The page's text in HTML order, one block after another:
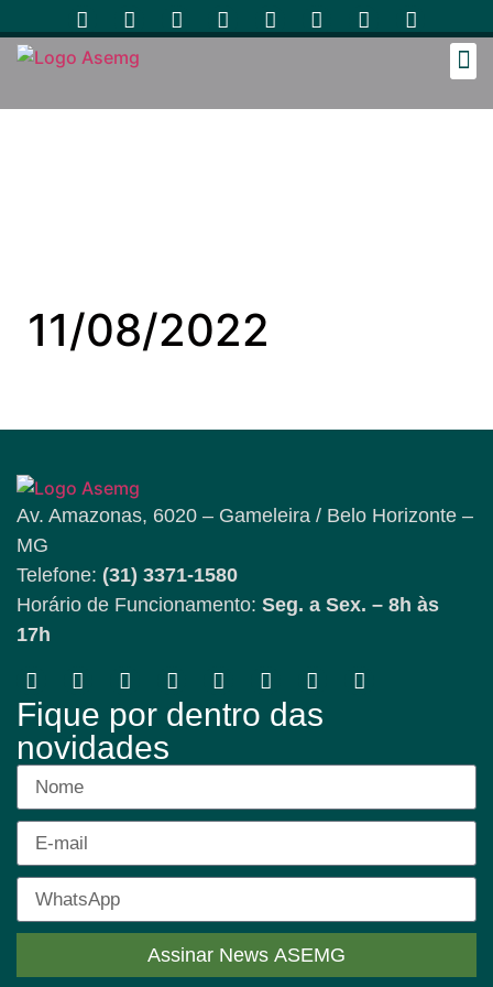
11/08/2022
Av. Amazonas, 6020 – Gameleira / Belo Horizonte –
MG
Telefone: (31) 3371-1580
Horário de Funcionamento: Seg. a Sex. – 8h às
17h
Fique por dentro das
novidades
Assinar News ASEMG